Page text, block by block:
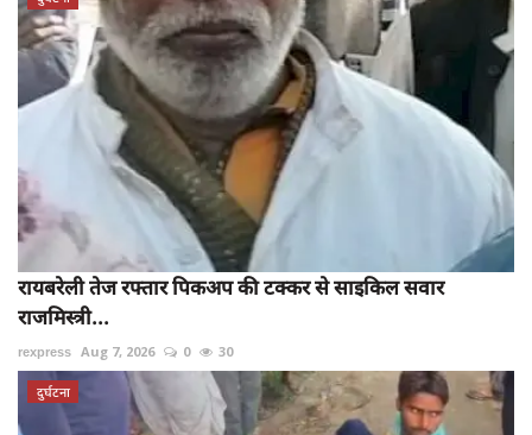
रायबरेली तेज रफ्तार पिकअप की टक्कर से साइकिल सवार
राजमिस्त्री...
rexpress Aug 7, 2026 0 30
दुर्घटना